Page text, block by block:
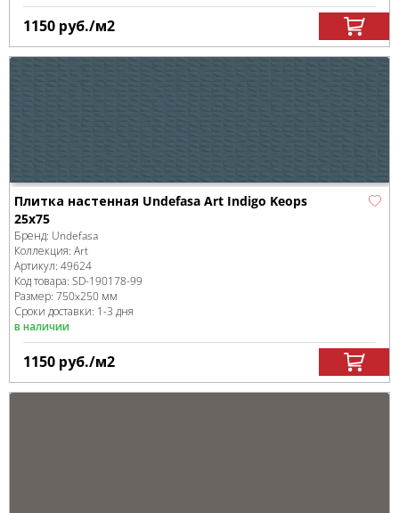
1150 руб./м2
Плитка настенная Undefasa Art Indigo Keops
25x75
Бренд: Undefasa
Коллекция: Art
Артикул: 49624
Код товара: SD-190178-99
Размер: 750x250 мм
Сроки доставки: 1-3 дня
в наличии
1150 руб./м2